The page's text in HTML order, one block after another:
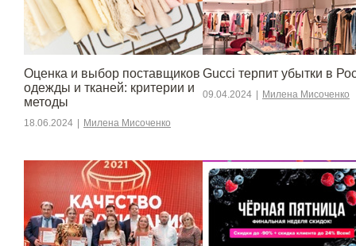
Оценка и выбор поставщиков
одежды и тканей: критерии и
методы
18.06.2024 Милена Мисоченко
Gucci терпит убытки в
09.04.2024 Милена Мисоченко